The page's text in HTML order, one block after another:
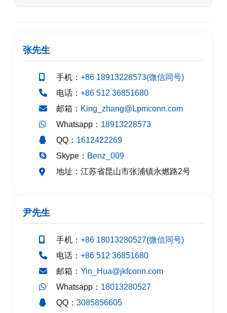
张先生
手机： +86 18913228573(微信同号)
电话： +86 512 36851680
邮箱： King_zhang@Lpmconn.com
Whatsapp： 18913228573
QQ： 1612422269
Skype： Benz_009
地址： 江苏省昆山市张浦镇永燃路2号
尹先生
手机： +86 18013280527(微信同号)
电话： +86 512 36851680
邮箱： Yin_Hua@jkfconn.com
Whatsapp： 18013280527
QQ： 3085856605